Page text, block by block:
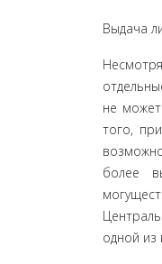
Выдача
не
того,
более
одной из